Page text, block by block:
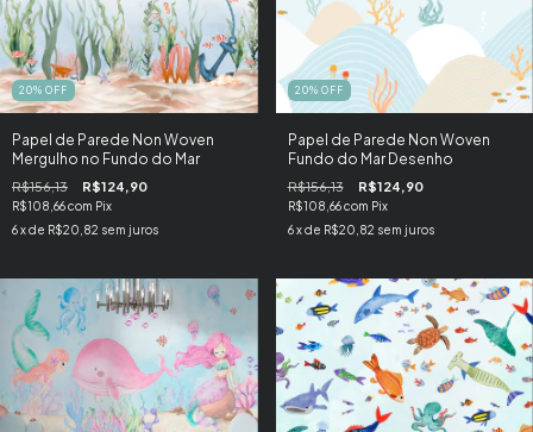
20% OFF
Papel de Parede Non Woven
Mergulho no Fundo do Mar
R$156,13 R$124,90
R$108,66com Pix
6x de R$20,82 sem juros
20% OFF
Papel de Parede Non Woven
Fundo do Mar Desenho
R$156,13 R$124,90
R$108,66com Pix
6 x de R$20,82 sem juros